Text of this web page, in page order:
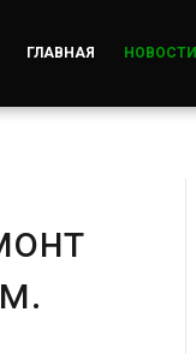
ГЛАВНАЯ НОВОСТИ